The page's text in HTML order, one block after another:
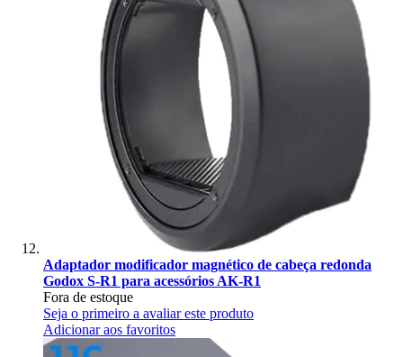
Adaptador modificador magnético de cabeça redonda
Godox S-R1 para acessórios AK-R1
Fora de estoque
Seja o primeiro a avaliar este produto
Adicionar aos favoritos